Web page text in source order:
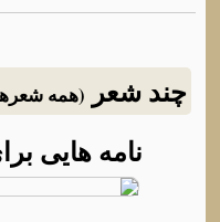
چند شعر (همه
نامه هایی